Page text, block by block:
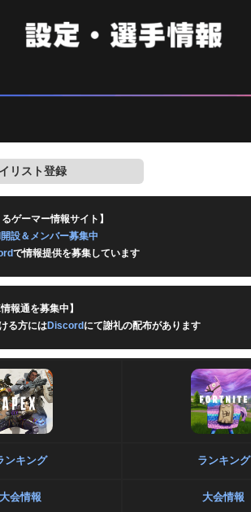
リスト登録
ゲーマー情報サイト】
設＆メンバー募集中
で情報提供を募集しています
報通を募集中】
る方にはDiscord にて謝礼の配布があります
ンキング ランキング
大会情報 大会情報